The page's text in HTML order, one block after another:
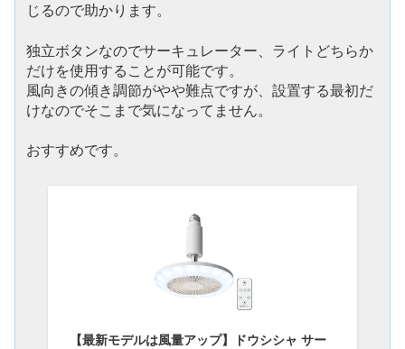
じるので助かります。
独立ボタンなのでサーキュレーター、ライトどちらか
だけを使用することが可能です。
風向きの傾き調節がやや難点ですが、設置する最初だ
けなのでそこまで気になってません。
おすすめです。
【最新モデルは風量アップ】ドウシシャ サー